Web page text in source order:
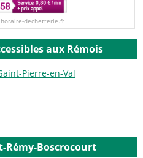
dechetterie.fr
aux Rémois
Pierre-en-Val
Rémy-Boscrocourt